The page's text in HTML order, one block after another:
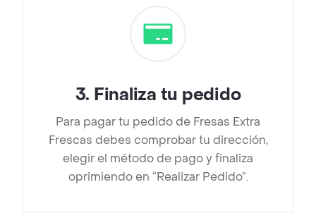
3. Finaliza tu pedido
Para pagar tu pedido de Fresas Extra
Frescas debes comprobar tu dirección,
elegir el método de pago y finaliza
oprimiendo en “Realizar Pedido”.